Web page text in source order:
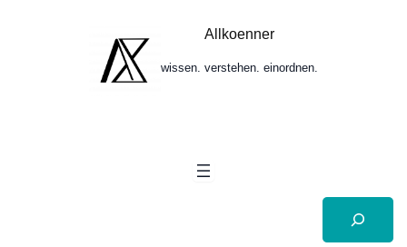
Allkoenner
wissen. verstehen. einordnen.
Suchen